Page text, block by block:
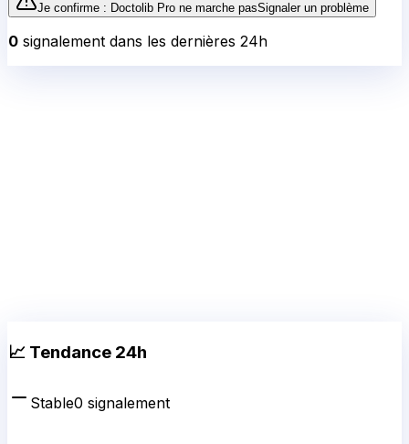
Je confirme : Doctolib Pro ne marche pasSignaler un problème
0 signalement dans les dernières 24h
📈 Tendance 24h
Stable0 signalement